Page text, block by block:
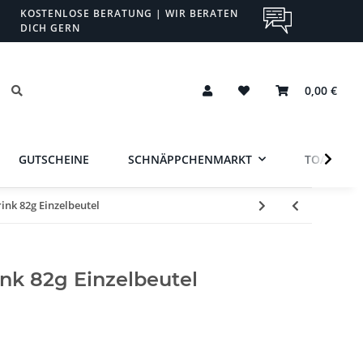
KOSTENLOSE BERATUNG | WIR BERATEN
DICH GERN
0,00 €
GUTSCHEINE SCHNÄPPCHENMARKT TOA
82g Einzelbeutel
82g Einzelbeutel